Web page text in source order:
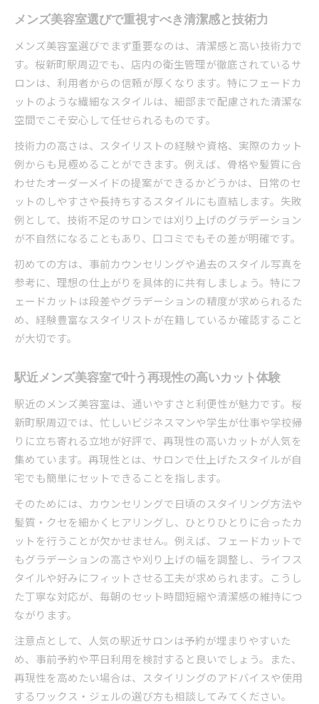
談
桜新町メンズ美容室で人気のフェードカット傾
向
バーバーショップで叶う理想のフェードスタイ
ル
ライフスタイルに合うメンズ美容室の選び方
駅近のメンズ美容室が支持される理由とは
メンズ美容室で叶える自分らしい髪型の秘訣
アクセス重視で選ぶメンズ美容室のポイント
個性を活かす駅近メンズ美容室のカウンセリン
グ
爽やかフェードカットで印象アップの秘訣
爽やかさが際立つフェードカットの魅力とは
メンズ美容室で清潔感を高めるカット術解説
ビジネスでも好印象なフェードカットのコツ
フェードカットで自信が持てる理由まとめ
桜新町周辺で清潔感が際立つカットを実現
清潔感重視のメンズ美容室選びのポイント
メンズ美容室で実感する清潔感ある仕上がり
桜新町で人気の清潔感アップカット技術紹介
通いやすい駅近で清潔感を保つコツ
シーンを問わず活躍するメンズカット術
ビジネスも休日も映えるメンズ美容室の提案
シーン別メンズカットのおすすめスタイル紹介
メンズ美容室で叶える万能ヘアカット術
TPOに合わせたフェードカットの選び方
メンズ美容室が教えるオンオフ両用スタイル
メンズ美容室選びで重視すべき清潔感と技術力
メンズ美容室選びでまず重要なのは、清潔感と高い技術力で
す。桜新町駅周辺でも、店内の衛生管理が徹底されているサ
ロンは、利用者からの信頼が厚くなります。特にフェードカ
ットのような繊細なスタイルは、細部まで配慮された清潔な
空間でこそ安心して任せられるものです。
技術力の高さは、スタイリストの経験や資格、実際のカット
例からも見極めることができます。例えば、骨格や髪質に合
わせたオーダーメイドの提案ができるかどうかは、日常のセ
ットのしやすさや長持ちするスタイルにも直結します。失敗
例として、技術不足のサロンでは刈り上げのグラデーション
が不自然になることもあり、口コミでもその差が明確です。
初めての方は、事前カウンセリングや過去のスタイル写真を
参考に、理想の仕上がりを具体的に共有しましょう。特にフ
ェードカットは段差やグラデーションの精度が求められるた
め、経験豊富なスタイリストが在籍しているか確認すること
が大切です。
駅近メンズ美容室で叶う再現性の高いカット体験
駅近のメンズ美容室は、通いやすさと利便性が魅力です。桜
新町駅周辺では、忙しいビジネスマンや学生が仕事や学校帰
りに立ち寄れる立地が好評で、再現性の高いカットが人気を
集めています。再現性とは、サロンで仕上げたスタイルが自
宅でも簡単にセットできることを指します。
そのためには、カウンセリングで日頃のスタイリング方法や
髪質・クセを細かくヒアリングし、ひとりひとりに合ったカ
ットを行うことが欠かせません。例えば、フェードカットで
もグラデーションの高さや刈り上げの幅を調整し、ライフス
タイルや好みにフィットさせる工夫が求められます。こうし
た丁寧な対応が、毎朝のセット時間短縮や清潔感の維持につ
ながります。
注意点として、人気の駅近サロンは予約が埋まりやすいた
め、事前予約や平日利用を検討すると良いでしょう。また、
再現性を高めたい場合は、スタイリングのアドバイスや使用
するワックス・ジェルの選び方も相談してみてください。